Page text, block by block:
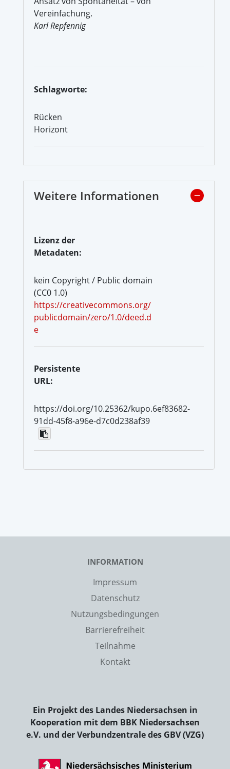
Vereinfachung.
Karl Repfennig
Schlagworte:
Rücken
Horizont
Weitere Informationen
Lizenz der
Metadaten:
kein Copyright / Public domain
(CC0 1.0)
https://creativecommons.org/
publicdomain/zero/1.0/deed.d
e
Persistente
URL:
https://doi.org/10.25362/kupo.6ef83682-
91dd-45f8-a96e-d7c0d238af39
INFORMATION
Impressum
Datenschutz
Nutzungsbedingungen
Barrierefreiheit
Teilnahme
Kontakt
Ein Projekt des Landes Niedersachsen in
Kooperation mit dem BBK Niedersachsen
e.V. und der Verbundzentrale des GBV (VZG)